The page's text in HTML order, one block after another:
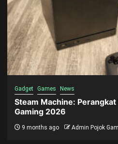
Gadget Games News
Steam Machine:
Gaming 2026
9 months ago Admin Pojok